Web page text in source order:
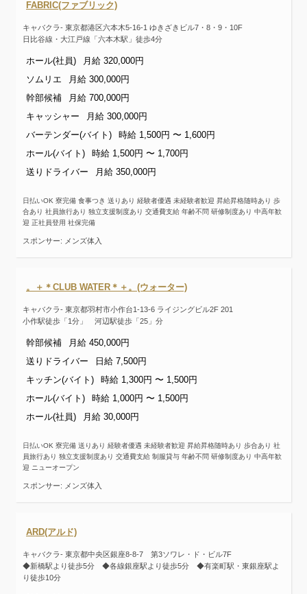
FABRIC(ファブリック)
キャバクラ- 東京都港区六本木5-16-1 ゆきざきビル7・8・9・10F
日比谷線・大江戸線「六本木駅」徒歩4分
ホール(社員)
月給 320,000円
ソムリエ
月給 300,000円
幹部候補
月給 700,000円
キャッシャー
月給 300,000円
バーテンダー(バイト)
時給 1,500円 〜 1,600円
ホール(バイト)
時給 1,500円 〜 1,700円
送りドライバー
月給 350,000円
日払いOK 寮完備 食事つき 送りあり 経験者優遇 未経験者歓迎 昇給昇格随時あり 歩
合あり 社員旅行あり 独立支援制度あり 交通費支給 年齢不問 研修制度あり 中高年歓
迎 正社員登用 社保完備
スポンサー: メンズ体入
。＋＊CLUB WATER＊＋。(ウォーター)
キャバクラ- 東京都羽村市小作台1-13-6 ライジングビル2F 201
小作駅徒歩「1分」 河辺駅徒歩「25」分
幹部候補
月給 450,000円
送りドライバー
日給 7,500円
キッチン(バイト)
時給 1,300円 〜 1,500円
ホール(バイト)
時給 1,000円 〜 1,500円
ホール(社員)
月給 30,000円
日払いOK 寮完備 送りあり 経験者優遇 未経験者歓迎 昇給昇格随時あり 歩合あり 社
員旅行あり 独立支援制度あり 交通費支給 制服貸与 年齢不問 研修制度あり 中高年歓
迎 ニューオープン
スポンサー: メンズ体入
ARD(アルド)
キャバクラ- 東京都中央区銀座8-8-7 第3ソワレ・ド・ビル7F
◆新橋駅より徒歩5分 ◆各線銀座駅より徒歩5分 ◆有楽町駅・東銀座駅よ
り徒歩10分